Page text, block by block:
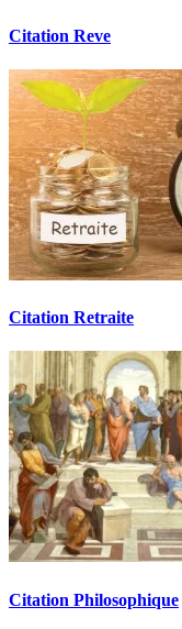
Citation Reve
Citation Retraite
Citation Philosophique